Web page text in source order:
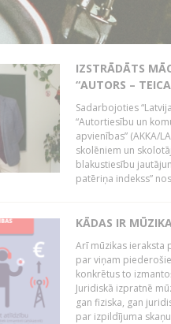
IZSTRĀDĀTS
“AUTORS –
Sadarbojoties
“Autortiesību un
apvienības” (AKKA/
skolēniem un
blakustiesību
patēriņa indekss”
KĀDAS IR
Arī mūzikas ieraksta
par viņam
konkrētus to
Juridiskā izpratnē
gan fiziska, gan
par izpildījuma